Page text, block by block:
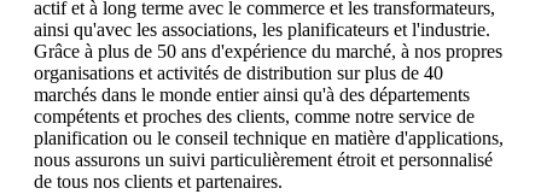
actif et à long terme avec le commerce et les transformateurs,
ainsi qu'avec les associations, les planificateurs et l'industrie.
Grâce à plus de 50 ans d'expérience du marché, à nos propres
organisations et activités de distribution sur plus de 40
marchés dans le monde entier ainsi qu'à des départements
compétents et proches des clients, comme notre service de
planification ou le conseil technique en matière d'applications,
nous assurons un suivi particulièrement étroit et personnalisé
de tous nos clients et partenaires.